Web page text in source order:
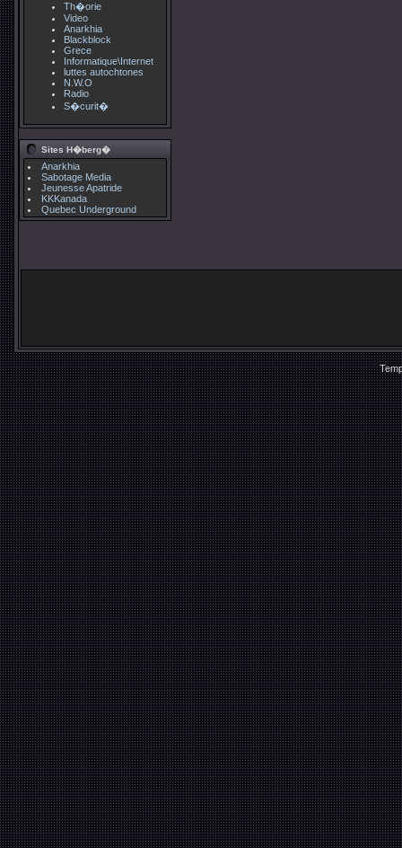
Th�orie
Video
Anarkhia
Blackblock
Grece
Informatique\Internet
luttes autochtones
N.W.O
Radio
S�curit�
Sites H�berg�
Anarkhia
Sabotage Media
Jeunesse Apatride
KKKanada
Quebec Underground